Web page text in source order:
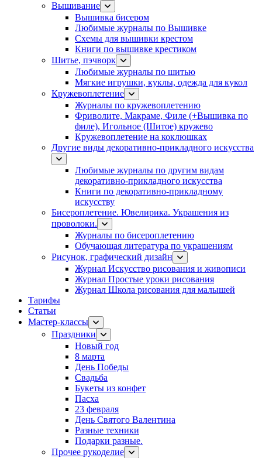
Вышивание
Вышивка бисером
Любимые журналы по Вышивке
Схемы для вышивки крестом
Книги по вышивке крестиком
Шитье, пэчворк
Любимые журналы по шитью
Мягкие игрушки, куклы, одежда для кукол
Кружевоплетение
Журналы по кружевоплетению
Фриволите, Макраме, Филе (+Вышивка по
филе), Игольное (Шитое) кружево
Кружевоплетение на коклюшках
Другие виды декоративно-прикладного искусства
Любимые журналы по другим видам
декоративно-прикладного искусства
Книги по декоративно-прикладному
искусству
Бисероплетение. Ювелирика. Украшения из
проволоки.
Журналы по бисероплетению
Обучающая литература по украшениям
Рисунок, графический дизайн
Журнал Искусство рисования и живописи
Журнал Простые уроки рисования
Журнал Школа рисования для малышей
Тарифы
Статьи
Мастер-классы
Праздники
Новый год
8 марта
День Победы
Свадьба
Букеты из конфет
Пасха
23 февраля
День Святого Валентина
Разные техники
Подарки разные.
Прочее рукоделие